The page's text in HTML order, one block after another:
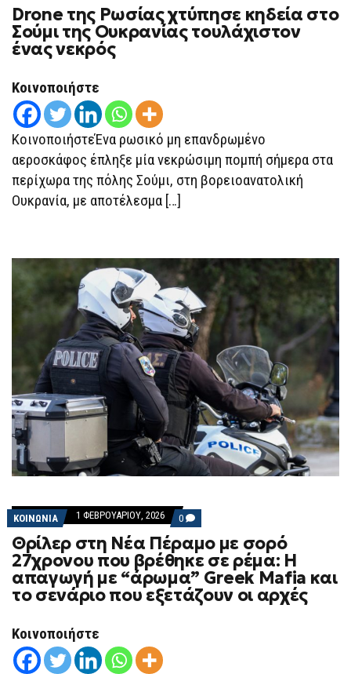
DRONE
ΤΗΣ
ΡΩΣΊΑΣ
ΟΥΚΡΑΝΊΑΣ
ΤΟΥΛΆΧΙΣΤΟΝ
ΝΕΚΡΌΣ
Drone της Ρωσίας χτύπησε κηδεία στο
Σούμι της Ουκρανίας τουλάχιστον
ένας νεκρός
Κοινοποιήστε
ΚοινοποιήστεΈνα ρωσικό μη επανδρωμένο
αεροσκάφος έπληξε μία νεκρώσιμη πομπή σήμερα στα
περίχωρα της πόλης Σούμι, στη βορειοανατολική
Ουκρανία, με αποτέλεσμα […]
ΚΟΙΝΩΝΙΑ 1 ΦΕΒΡΟΥΑΡΊΟΥ, 2026 0 COMMENTS
ON
ΘΡΊΛΕΡ
ΣΤΗ
ΝΈΑ
ΠΈΡΑΜΟ
ΜΕ
ΣΟΡΌ
Θρίλερ στη Νέα Πέραμο με σορό
27χρονου που βρέθηκε σε ρέμα: H
απαγωγή με “άρωμα” Greek Mafia και
το σενάριο που εξετάζουν οι αρχές
Κοινοποιήστε